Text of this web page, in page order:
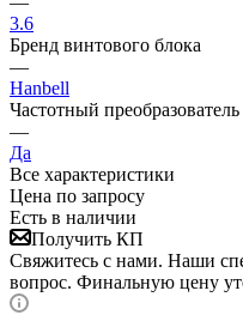
3.6
Бренд винтового блока
—
Hanbell
Частотный преобразователь
—
Да
Все характеристики
Цена по запросу
Есть в наличии
Получить КП
Свяжитесь с нами. Наши
вопрос. Финальную цену